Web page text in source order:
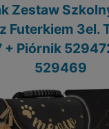
Zestaw
Futerkiem 3el.
Piórnik
529469